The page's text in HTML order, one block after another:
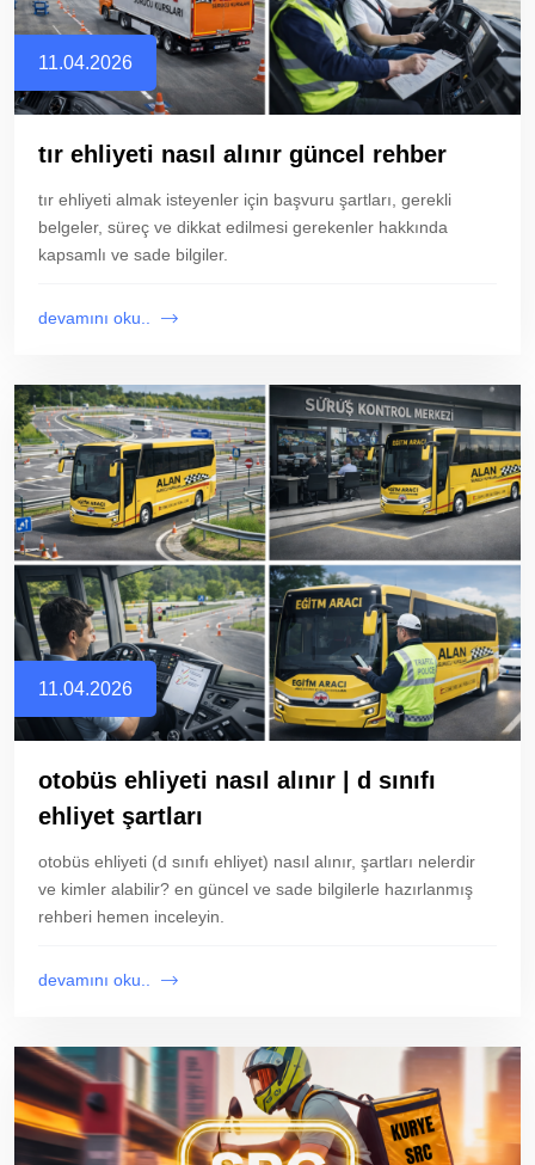
11.04.2026
tır ehliyeti nasıl alınır güncel rehber
tır ehliyeti almak isteyenler için başvuru şartları, gerekli
belgeler, süreç ve dikkat edilmesi gerekenler hakkında
kapsamlı ve sade bilgiler.
devamını oku..
11.04.2026
otobüs ehliyeti nasıl alınır | d sınıfı
ehliyet şartları
otobüs ehliyeti (d sınıfı ehliyet) nasıl alınır, şartları nelerdir
ve kimler alabilir? en güncel ve sade bilgilerle hazırlanmış
rehberi hemen inceleyin.
devamını oku..